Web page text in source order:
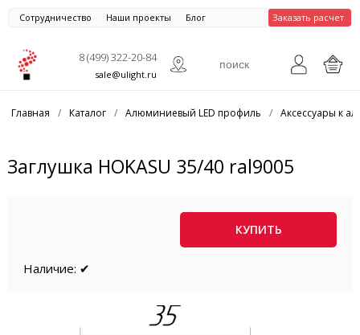
Сотрудничество Наши проекты Блог Заказать расчет
8 (499) 322-20-84
sale@ulight.ru
Главная / Каталог / Алюминиевый LED профиль / Аксессуары к
Заглушка HOKASU 35/40 ral9005
КУПИТЬ
Наличие: ✔